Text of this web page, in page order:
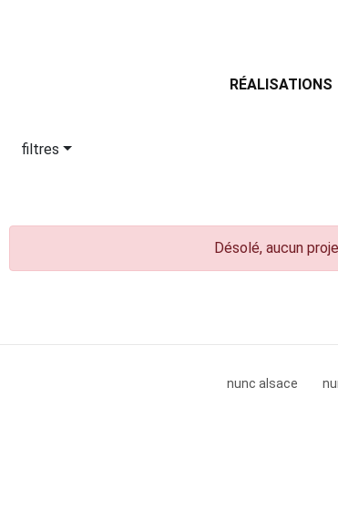
RÉALISATIONS
filtres
Désolé, aucun
nunc alsace